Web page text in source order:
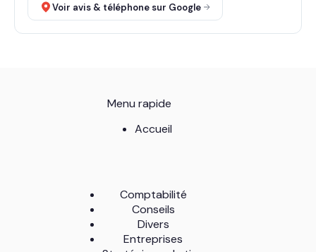
Voir avis & téléphone sur Google
Menu rapide
Accueil
Comptabilité
Conseils
Divers
Entreprises